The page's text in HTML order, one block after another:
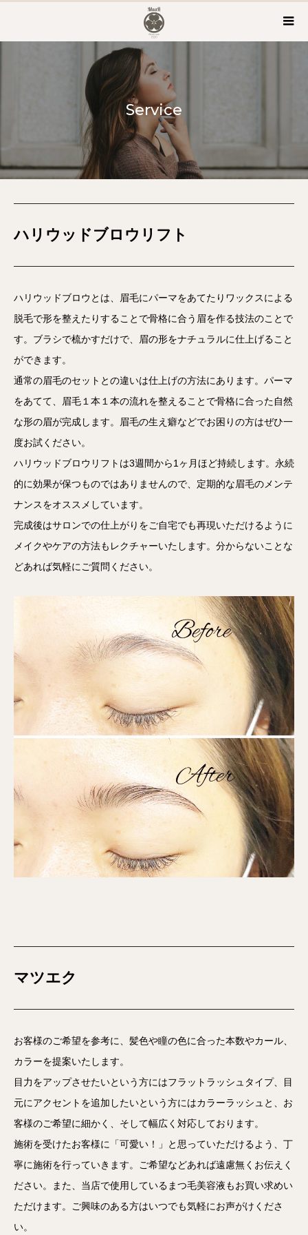
Service
ハリウッドブロウリフト
ハリウッドブロウとは、眉毛にパーマをあてたりワックスによる
脱毛で形を整えたりすることで骨格に合う眉を作る技法のことで
す。ブラシで梳かすだけで、眉の形をナチュラルに仕上げること
ができます。
通常の眉毛のセットとの違いは仕上げの方法にあります。パーマ
をあてて、眉毛１本１本の流れを整えることで骨格に合った自然
な形の眉が完成します。眉毛の生え癖などでお困りの方はぜひ一
度お試ください。
ハリウッドブロウリフトは3週間から1ヶ月ほど持続します。永続
的に効果が保つものではありませんので、定期的な眉毛のメンテ
ナンスをオススメしています。
完成後はサロンでの仕上がりをご自宅でも再現いただけるように
メイクやケアの方法もレクチャーいたします。分からないことな
どあれば気軽にご質問ください。
マツエク
お客様のご希望を参考に、髪色や瞳の色に合った本数やカール、
カラーを提案いたします。
目力をアップさせたいという方にはフラットラッシュタイプ、目
元にアクセントを追加したいという方にはカラーラッシュと、お
客様のご希望に細かく、そして幅広く対応しております。
施術を受けたお客様に「可愛い！」と思っていただけるよう、丁
寧に施術を行っていきます。ご希望などあれば遠慮無くお伝えく
ださい。また、当店で使用しているまつ毛美容液もお買い求めい
ただけます。ご興味のある方はいつでも気軽にお声がけくださ
い。